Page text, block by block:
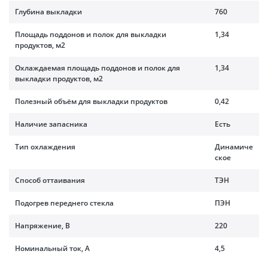
Глубина выкладки 760
Площадь поддонов и полок для выкладки
продуктов, м2
1,34
Охлаждаемая площадь поддонов и полок для
выкладки продуктов, м2
1,34
Полезный объём для выкладки продуктов 0,42
Наличие запасника Есть
Тип охлаждения
Динамиче
ское
Способ оттаивания ТЭН
Подогрев переднего стекла ПЭН
Напряжение, В 220
Номинальный ток, A 4,5